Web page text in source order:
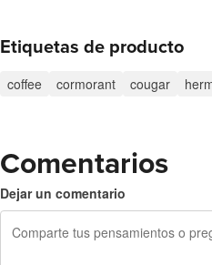
Etiquetas de producto
coffee cormorant cougar
Comentarios
Dejar un comentario